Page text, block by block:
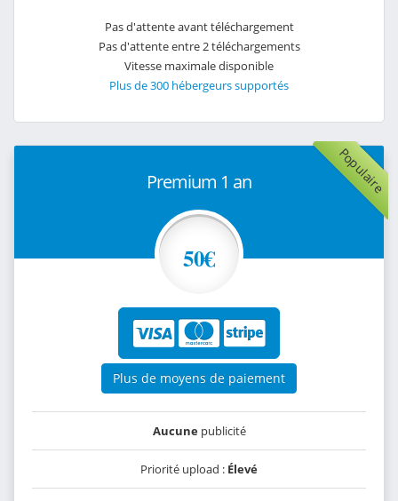
Pas d'attente avant téléchargement
Pas d'attente entre 2 téléchargements
Vitesse maximale disponible
Plus de 300 hébergeurs supportés
Populaire
Premium 1 an
50€
Plus de moyens de paiement
Aucunepublicité
Priorité upload : Élevé